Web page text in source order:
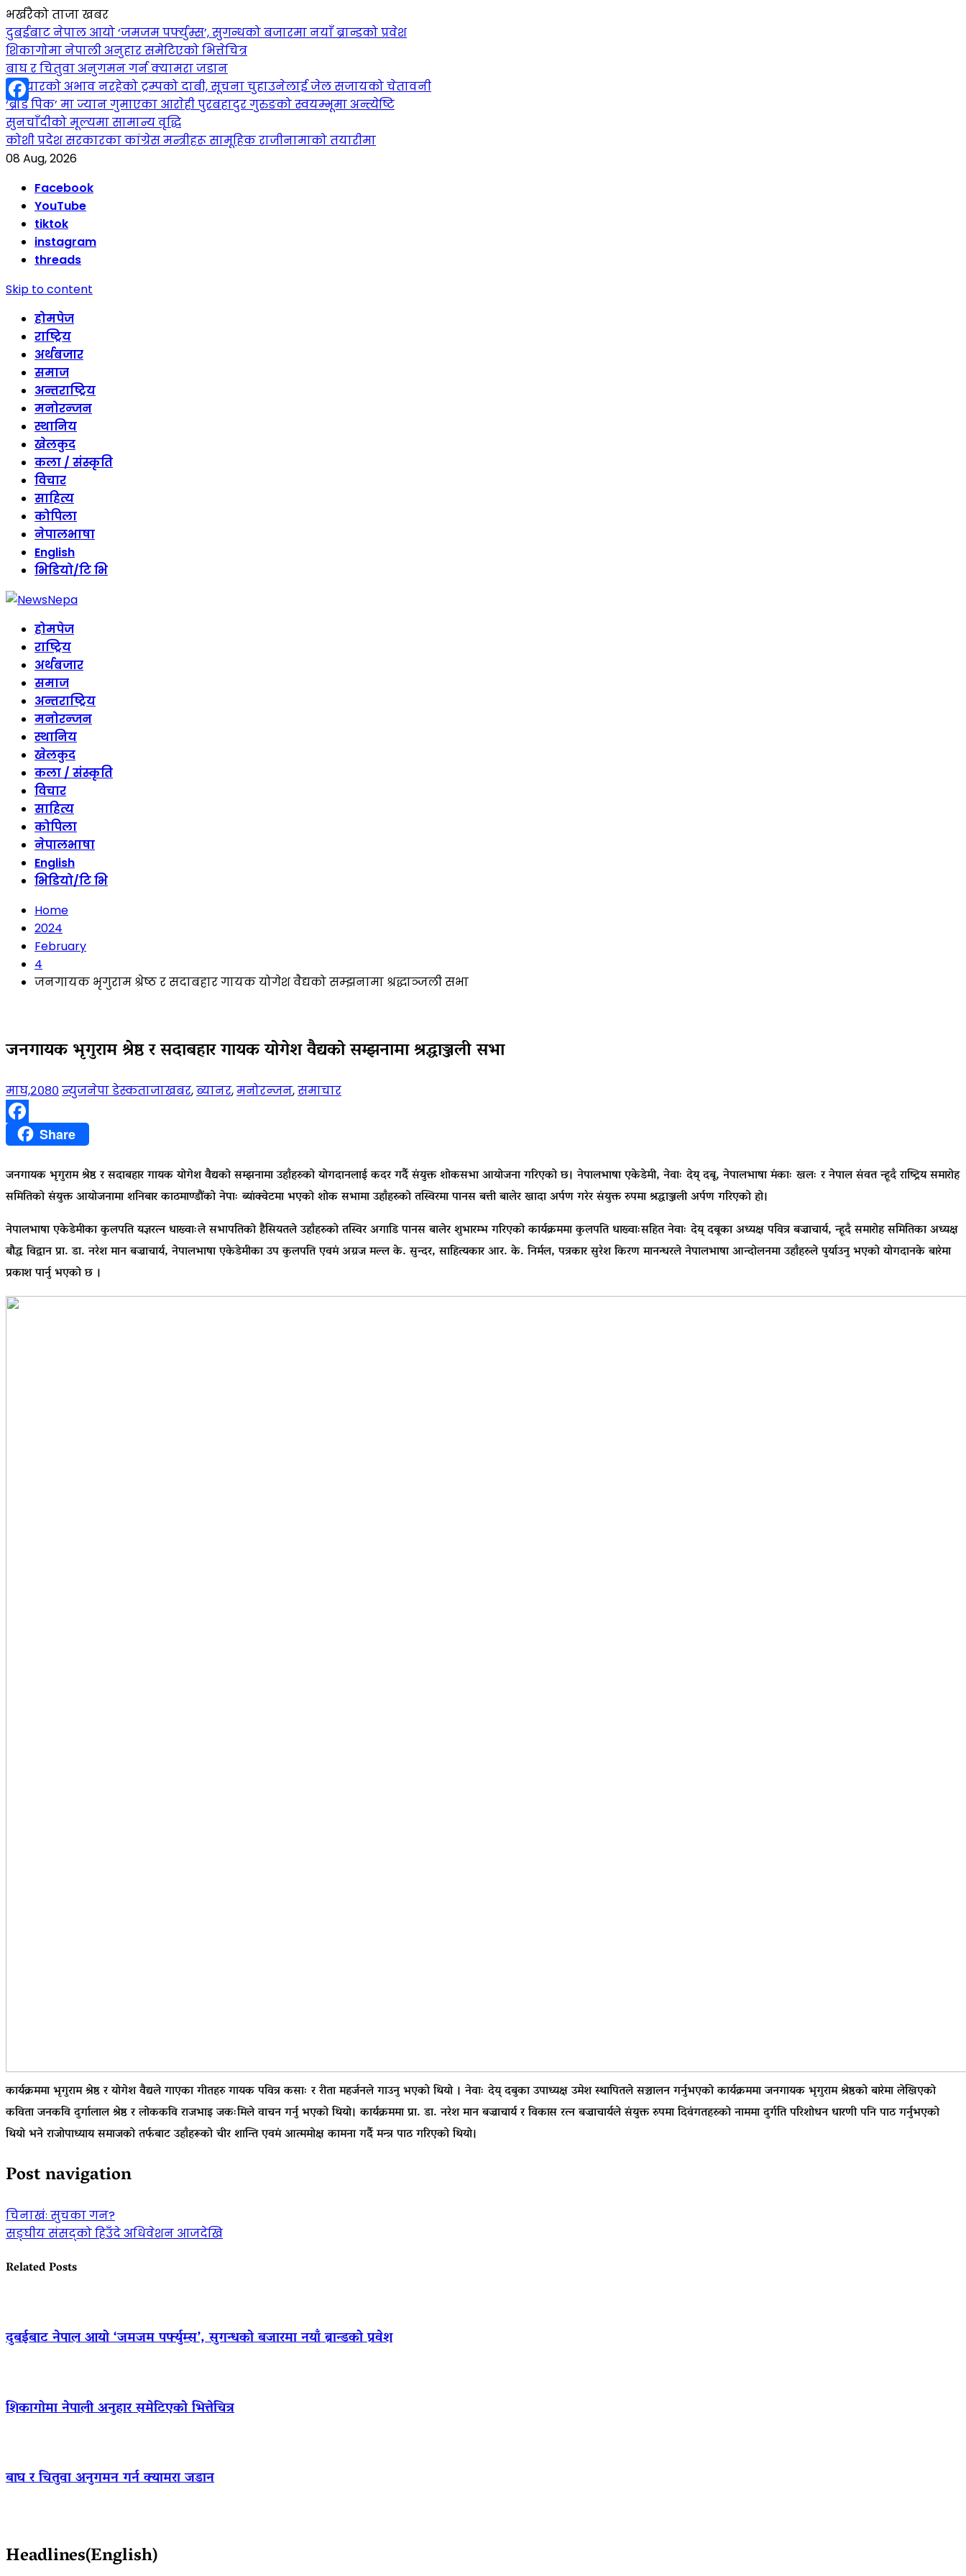
भर्खरैको ताजा खबर
दुबईबाट नेपाल आयो ‘जमजम पर्फ्युम्स’, सुगन्धको बजारमा नयाँ ब्रान्डको प्रवेश
शिकागोमा नेपाली अनुहार समेटिएको भित्तेचित्र
बाघ र चितुवा अनुगमन गर्न क्यामरा जडान
हतियारको अभाव नरहेको ट्रम्पको दाबी, सूचना चुहाउनेलाई जेल सजायको चेतावनी
‘ब्रोड पिक’ मा ज्यान गुमाएका आराेही पुरबहादुर गुरुङको स्वयम्भूमा अन्त्येष्टि
सुनचाँदीको मूल्यमा सामान्य वृद्धि
कोशी प्रदेश सरकारका कांग्रेस मन्त्रीहरू सामूहिक राजीनामाको तयारीमा
08 Aug, 2026
Facebook
YouTube
tiktok
instagram
threads
Skip to content
होमपेज
राष्ट्रिय
अर्थबजार
समाज
अन्तराष्ट्रिय
मनोरन्जन
स्थानिय
खेलकुद
कला / संस्कृति
विचार
साहित्य
कोपिला
नेपालभाषा
English
भिडियो/टि भि
होमपेज
राष्ट्रिय
अर्थबजार
समाज
अन्तराष्ट्रिय
मनोरन्जन
स्थानिय
खेलकुद
कला / संस्कृति
विचार
साहित्य
कोपिला
नेपालभाषा
English
भिडियो/टि भि
Home
2024
February
4
जनगायक भृगुराम श्रेष्ठ र सदाबहार गायक योगेश वैद्यको सम्झनामा श्रद्धाञ्जली सभा
जनगायक भृगुराम श्रेष्ठ र सदाबहार गायक योगेश वैद्यको सम्झनामा श्रद्धाञ्जली सभा
माघ,२०८० न्युजनेपा डेस्कताजाखबर,ब्यानर,मनोरन्जन,समाचार
FacebookShare
जनगायक भृगुराम श्रेष्ठ र सदाबहार गायक योगेश वैद्यको सम्झनामा उहाँहरुको योगदानलाई कदर गर्दै संयुक्त शोकसभा आयोजना गरिएको छ। नेपालभाषा एकेडेमी, नेवाः देय् दबू, नेपालभाषा मंकाः खलः र नेपाल संवत न्हूदँ राष्ट्रिय समारोह
समितिको संयुक्त आयोजनामा शनिबार काठमाण्डौंको नेपाः ब्यांक्वेटमा भएको शोक सभामा उहाँहरुको तस्विरमा पानस बत्ती बालेर खादा अर्पण गरेर संयुक्त रुपमा श्रद्धाञ्जली अर्पण गरिएको हो।
नेपालभाषा एकेडेमीका कुलपति यज्ञरत्न धाख्वाःले सभापतिको हैसियतले उहाँहरुको तस्विर अगाडि पानस बालेर शुभारम्भ गरिएको कार्यक्रममा कुलपति धाख्वाःसहित नेवाः देय् दबूका अध्यक्ष पवित्र बज्राचार्य, न्हूदँ समारोह समितिका अध्यक्ष
बौद्ध विद्वान प्रा. डा. नरेश मान बज्राचार्य, नेपालभाषा एकेडेमीका उप कुलपति एवमं अग्रज मल्ल के. सुन्दर, साहित्यकार आर. के. निर्मल, पत्रकार सुरेश किरण मानन्धरले नेपालभाषा आन्दोलनमा उहाँहरुले पुर्याउनु भएको योगदानके बारेमा
प्रकाश पार्नु भएको छ ।
कार्यक्रममा भृगुराम श्रेष्ठ र योगेश वैद्यले गाएका गीतहरु गायक पवित्र कसाः र रीता महर्जनले गाउनु भएको थियो । नेवाः देय् दबुका उपाध्यक्ष उमेश स्थापितले सञ्चालन गर्नुभएको कार्यक्रममा जनगायक भृगुराम श्रेष्ठको बारेमा लेखिएको
कविता जनकवि दुर्गालाल श्रेष्ठ र लोककवि राजभाइ जकःमिले वाचन गर्नु भएको थियो। कार्यक्रममा प्रा. डा. नरेश मान बज्राचार्य र विकास रत्न बज्राचार्यले संयुक्त रुपमा दिवंगतहरुको नाममा दुर्गति परिशोधन धारणी पनि पाठ गर्नुभएको
थियो भने राजोपाध्याय समाजको तर्फबाट उहाँहरूको चीर शान्ति एवमं आत्ममोक्ष कामना गर्दै मन्त्र पाठ गरिएको थियो।
Post navigation
चिनाखंः सुचका गन?
सङ्घीय संसद्को हिउँदे अधिवेशन आजदेखि
Related Posts
दुबईबाट नेपाल आयो ‘जमजम पर्फ्युम्स’, सुगन्धको बजारमा नयाँ ब्रान्डको प्रवेश
शिकागोमा नेपाली अनुहार समेटिएको भित्तेचित्र
बाघ र चितुवा अनुगमन गर्न क्यामरा जडान
Headlines(English)
Facebook